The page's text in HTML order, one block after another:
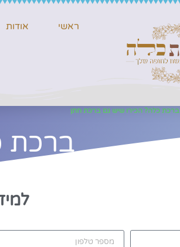
ראשי אודות
ברכת כלה? הכירו שיש גם ברכת חתן
ברכת